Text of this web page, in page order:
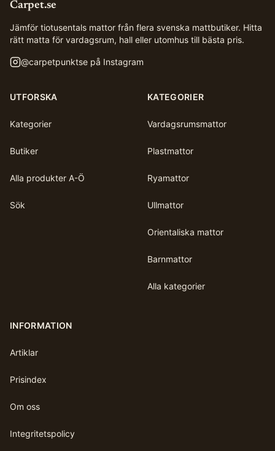
Carpet.se
Jämför tiotusentals mattor från flera svenska mattbutiker. Hitta
rätt matta för vardagsrum, hall eller utomhus till bästa pris.
@carpetpunktse på Instagram
UTFORSKA
Kategorier
Butiker
Alla produkter A-Ö
Sök
KATEGORIER
Vardagsrumsmattor
Plastmattor
Ryamattor
Ullmattor
Orientaliska mattor
Barnmattor
Alla kategorier
INFORMATION
Artiklar
Prisindex
Om oss
Integritetspolicy